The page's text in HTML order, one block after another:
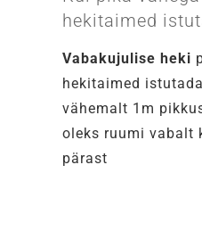
hekitaimed
Vabakujulise heki
hekitaimed
vähemalt 1m
oleks ruumi vabalt
pärast